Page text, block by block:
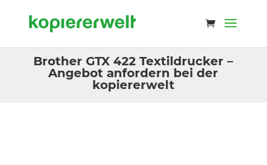
Brother GTX 422 Textildrucker –
Angebot anfordern bei der
kopiererwelt